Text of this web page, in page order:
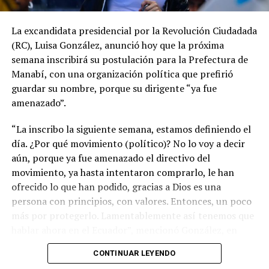
La excandidata presidencial por la Revolución Ciudadada
(RC), Luisa González, anunció hoy que la próxima
semana inscribirá su postulación para la Prefectura de
Manabí, con una organización política que prefirió
guardar su nombre, porque su dirigente “ya fue
amenazado”.
“La inscribo la siguiente semana, estamos definiendo el
día. ¿Por qué movimiento (político)? No lo voy a decir
aún, porque ya fue amenazado el directivo del
movimiento, ya hasta intentaron comprarlo, le han
ofrecido lo que han podido, gracias a Dios es una
persona con principios, con valores. Entonces, un poco
más por protegerlo. Lamentablemente así tenemos que
entrevista a Los Especialistas del medio Ecuador en
CONTINUAR LEYENDO